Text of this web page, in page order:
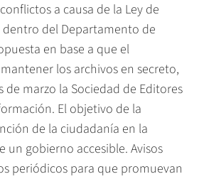
a causa de la Ley de
del Departamento de
en base a que el
los archivos en secreto,
marzo la Sociedad de Editores
El objetivo de la
de la ciudadanía en la
gobierno accesible. Avisos
periódicos para que promuevan